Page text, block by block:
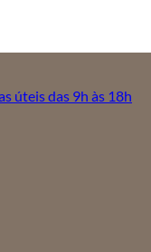
úteis das 9h às 18h